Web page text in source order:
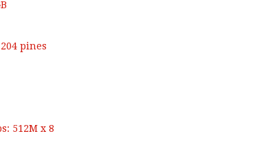
pines
512M x 8